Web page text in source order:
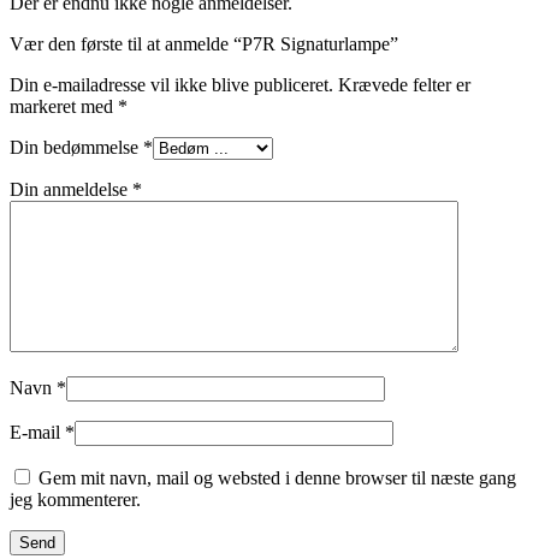
Vær den første til at anmelde “P7R Signaturlampe”
Din e-mailadresse vil ikke blive publiceret. Krævede felter er
markeret med *
Din bedømmelse *
Din anmeldelse *
Navn *
E-mail *
Gem mit navn, mail og websted i denne browser til næste gang
jeg kommenterer.